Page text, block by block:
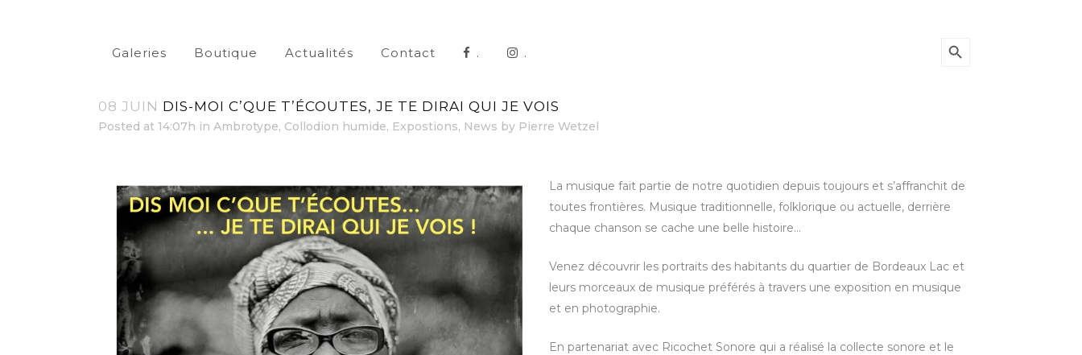
Galeries Boutique Actualités Contact . .
08 JUIN DIS-MOI C’QUE T’ÉCOUTES, JE TE DIRAI QUI JE VOIS
Posted at 14:07h in Ambrotype, Collodion humide, Expostions, News by Pierre Wetzel
La musique fait partie de notre quotidien depuis toujours et s’affranchit de
toutes frontières. Musique traditionnelle, folklorique ou actuelle, derrière
chaque chanson se cache une belle histoire…
Venez découvrir les portraits des habitants du quartier de Bordeaux Lac et
leurs morceaux de musique préférés à travers une exposition en musique
et en photographie.
En partenariat avec Ricochet Sonore qui a réalisé la collecte sonore et le